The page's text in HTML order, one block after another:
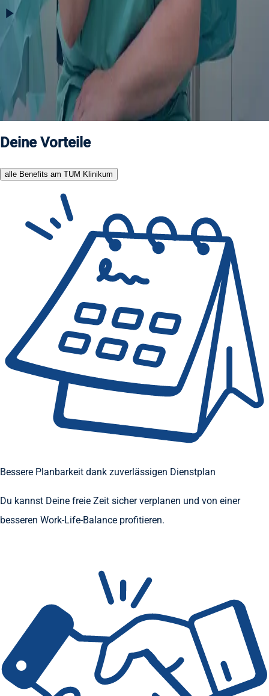
Einblicke in eine Kaiserschnitt-OP
Überzeuge Dich selbst und sieh Dir an, was unsere Kollegin
Johanna über die Aufgaben in der OP-Pflege erzählt. Sie ist
OTA und bereits seit 4 Jahren OP-Leitung in der Gynäkologie.
Deine Vorteile
alle Benefits am TUM Klinikum
Bessere Planbarkeit dank zuverlässigen Dienstplan
Du kannst Deine freie Zeit sicher verplanen und von einer
besseren Work-Life-Balance profitieren.